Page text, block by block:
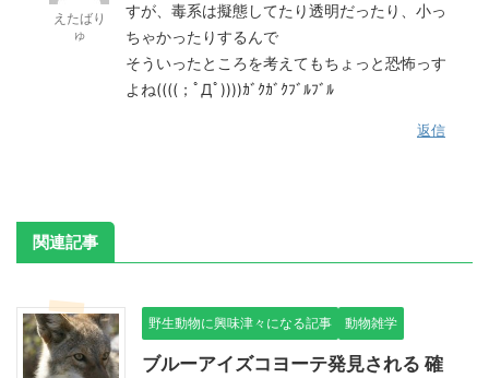
えたばり
ゅ
すが、毒系は擬態してたり透明だったり、小っ
ちゃかったりするんで
そういったところを考えてもちょっと恐怖っす
よね((((；ﾟДﾟ))))ｶﾞｸｶﾞｸﾌﾞﾙﾌﾞﾙ
返信
関連記事
野生動物に興味津々になる記事 動物雑学
ブルーアイズコヨーテ発見される 確